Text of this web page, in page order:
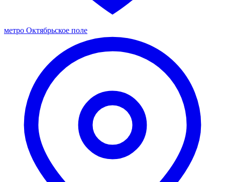
метро Октябрьское поле